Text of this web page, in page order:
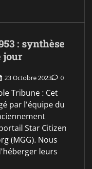
: synthèse
jour
23 Octobre 2023 0
Tribune : Cet
par l'équipe du
Star Citizen
(MGG). Nous
leurs